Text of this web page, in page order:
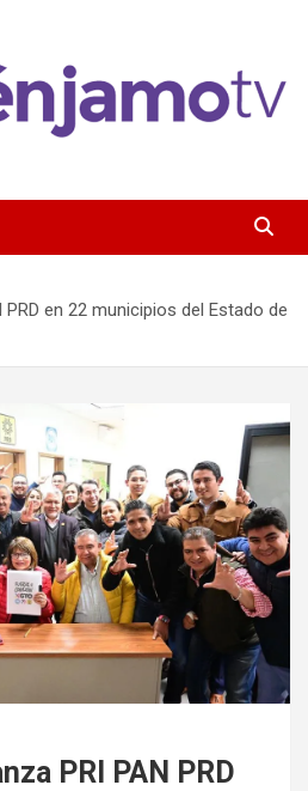
en 22 municipios del Estado de
PRI PAN PRD